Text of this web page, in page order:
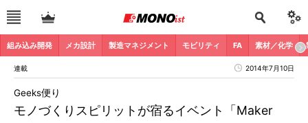
組み込み開発 メカ設計 製造マネジメント モビリティ FA 素材／化学
連載 2014年7月10日
モノづくりスピリットが宿るイベント「Maker
Geeks便り